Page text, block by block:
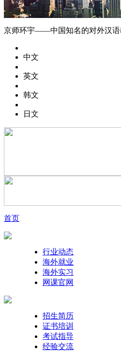
京师环宇——中国知名的对外汉语
中文
英文
韩文
日文
首页
行业动态
海外就业
海外实习
网课官网
招生简历
证书培训
考试指导
经验交流